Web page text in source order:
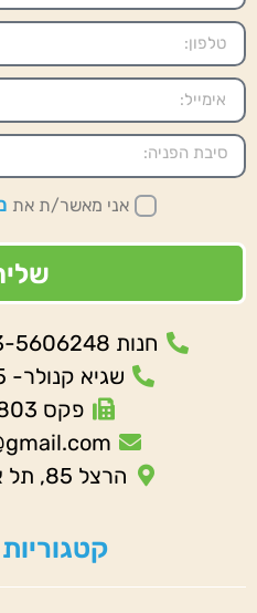
אני מאשר/ת את
חנות 03-5606248 , 03-5660270
שגיא קנולר- 052-2530705
פקס 03-5609803
הרצל 85, תל אביב 6655404